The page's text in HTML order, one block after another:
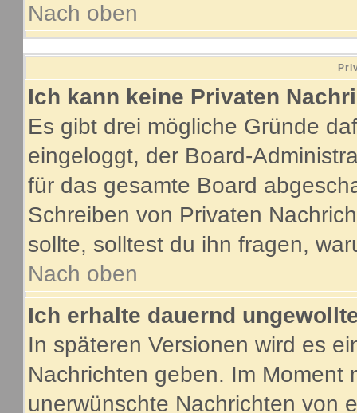
Nach oben
Ich kann keine Privaten
Es gibt drei mögliche Gründe
eingeloggt, der Board-
für das gesamte Board
Schreiben von Privaten
sollte, solltest du ihn fragen,
Nach oben
Ich erhalte dauernd
In späteren Versionen wird es
Nachrichten geben. Im Moment
unerwünschte Nachrichten von